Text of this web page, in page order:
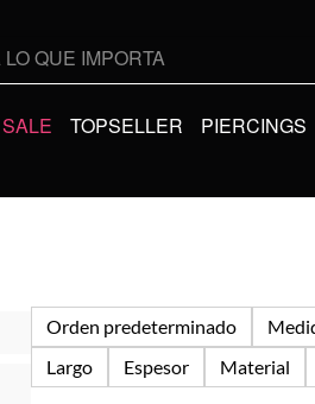
SALE TOPSELLER PIERCINGS
Orden predeterminado
Largo
Espesor Material